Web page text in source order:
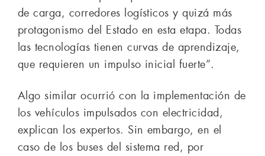
de carga, corredores logísticos y quizá más
protagonismo del Estado en esta etapa. Todas
las tecnologías tienen curvas de aprendizaje,
que requieren un impulso inicial fuerte”.
Algo similar ocurrió con la implementación de
los vehículos impulsados con electricidad,
explican los expertos. Sin embargo, en el
caso de los buses del sistema red, por